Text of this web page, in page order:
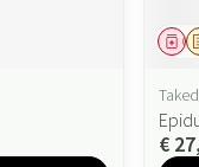
€